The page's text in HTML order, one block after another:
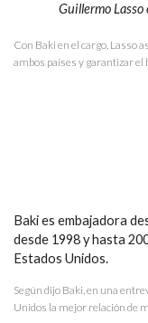
Guillermo Lasso
Con Baki en el cargo, Lasso
ambos países y garantizar el
Baki es embajadora
desde 1998 y hasta
Estados Unidos.
Según dijo Baki, en una
Unidos la mejor relación de